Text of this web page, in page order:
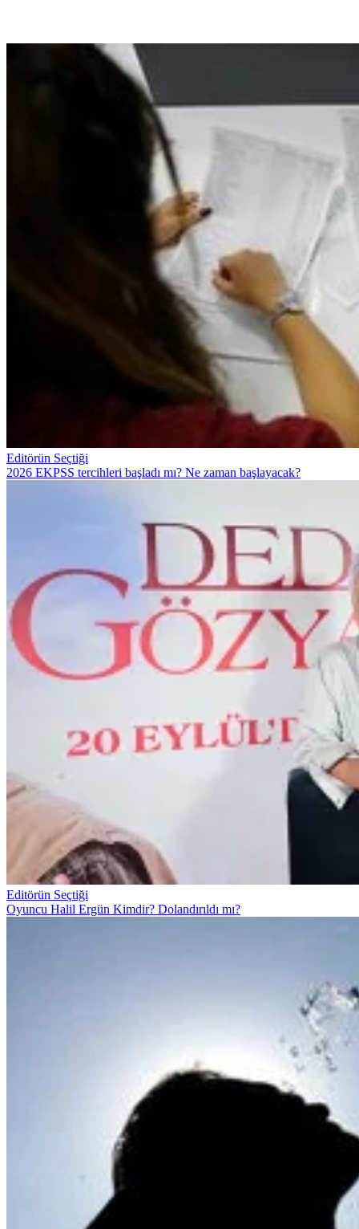
Editörün Seçtiği
2026 EKPSS tercihleri başladı mı? Ne zaman başlayacak?
Editörün Seçtiği
Oyuncu Halil Ergün Kimdir? Dolandırıldı mı?